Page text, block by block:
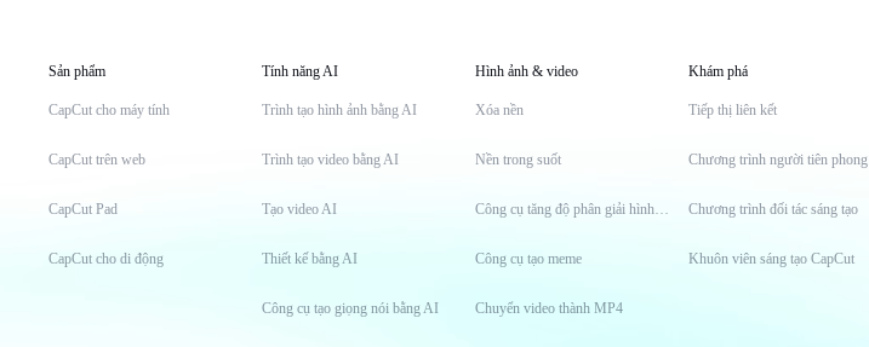
Sản phẩm
CapCut cho máy tính
CapCut trên web
CapCut Pad
CapCut cho di động
Tính năng AI
Trình tạo hình ảnh bằng AI
Trình tạo video bằng AI
Tạo video AI
Thiết kế bằng AI
Công cụ tạo giọng nói bằng AI
Hình ảnh & video
Xóa nền
Nền trong suốt
Công cụ tăng độ phân giải hình ảnh
Công cụ tạo meme
Chuyển video thành MP4
Khám phá
Tiếp thị liên kết
Chương trình người tiên phong
Chương trình đối tác sáng tạo
Khuôn viên sáng tạo CapCut